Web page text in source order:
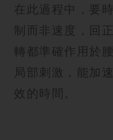
在此過程中，要
制而非速度，回
轉都準確作用於
局部刺激，能加
效的時間。